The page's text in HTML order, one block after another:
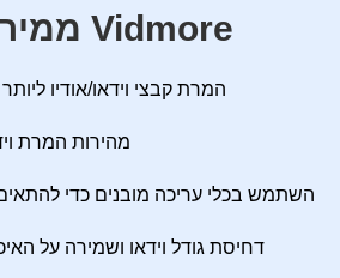
ממיר וידאו Vidmore
המרת קבצי וידאו/אודיו ליותר מ-300
מהירות המרת
השתמש בכלי עריכה מובנים כדי
דחיסת גודל וידאו ושמירה על